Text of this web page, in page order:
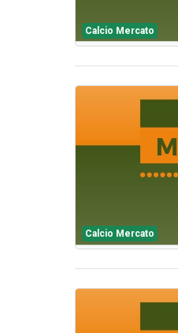
Calcio Mercato
Calcio Mercato